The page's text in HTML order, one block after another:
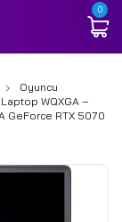
0
Oyuncu
WQXGA –
GeForce RTX 5070